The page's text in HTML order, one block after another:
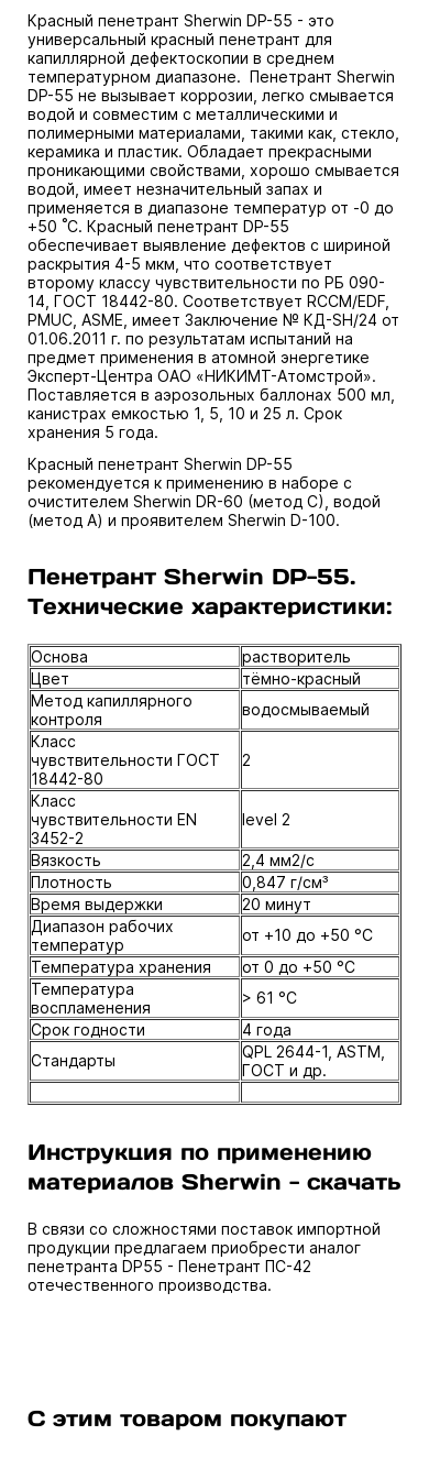
Красный пенетрант Sherwin DP-55 - это
универсальный красный пенетрант для
капиллярной дефектоскопии в среднем
температурном диапазоне. Пенетрант Sherwin
DP-55 не вызывает коррозии, легко смывается
водой и совместим с металлическими и
полимерными материалами, такими как, стекло,
керамика и пластик. Обладает прекрасными
проникающими свойствами, хорошо смывается
водой, имеет незначительный запах и
применяется в диапазоне температур от -0 до
+50 ˚С. Красный пенетрант DP-55
обеспечивает выявление дефектов с шириной
раскрытия 4-5 мкм, что соответствует
второму классу чувствительности по РБ 090-
14, ГОСТ 18442-80. Соответствует RCCM/EDF,
PMUC, ASME, имеет Заключение № КД-SH/24 от
01.06.2011 г. по результатам испытаний на
предмет применения в атомной энергетике
Эксперт-Центра ОАО «НИКИМТ-Атомстрой».
Поставляется в аэрозольных баллонах 500 мл,
канистрах емкостью 1, 5, 10 и 25 л. Срок
хранения 5 года.
Красный пенетрант Sherwin DP-55
рекомендуется к применению в наборе с
очистителем Sherwin DR-60 (метод C), водой
(метод A) и проявителем Sherwin D-100.
Пенетрант Sherwin DP-55.
Технические характеристики:
Основа
растворитель
Цвет
тёмно-красный
Метод капиллярного
контроля
водосмываемый
Класс
чувствительности ГОСТ
18442-80
2
Класс
чувствительности EN
3452-2
level 2
Вязкость
2,4 мм2/с
Плотность
0,847 г/см³
Время выдержки
20 минут
Диапазон рабочих
температур
от +10 до +50 °C
Температура хранения
от 0 до +50 °C
Температура
воспламенения
> 61 °C
Срок годности
4 года
Стандарты
QPL 2644-1, ASTM,
ГОСТ и др.
Инструкция по применению
материалов Sherwin - скачать
В связи со сложностями поставок импортной
продукции предлагаем приобрести аналог
пенетранта DP55 - Пенетрант ПС-42
отечественного производства.
С этим товаром покупают